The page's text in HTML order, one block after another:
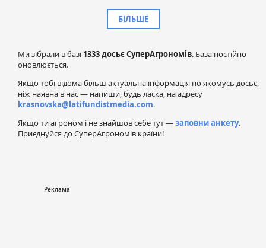
БІЛЬШЕ
Ми зібрали в базі 1333 досьє СуперАгрономів. База постійно
оновлюється.
Якщо тобі відома більш актуальна інформація по якомусь досьє,
ніж наявна в нас — напиши, будь ласка, на адресу
krasnovska@latifundistmedia.com.
Якщо ти агроном і не знайшов себе тут —заповни анкету.
Приєднуйся до СуперАгрономів країни!